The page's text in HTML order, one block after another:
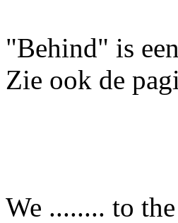
"Behind" is
Zie ook de
We ........ to